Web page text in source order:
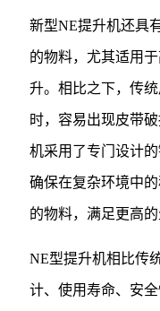
新型NE提升机还具
的物料，尤其适用
升。相比之下，传
时，容易出现皮带
机采用了专门设计
确保在复杂环境中
的物料，满足更高的
NE型提升机相比传
计、使用寿命、安